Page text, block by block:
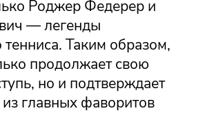
Роджер Федерер и
— легенды
Таким образом,
продолжает свою
но и подтверждает
из главных фаворитов